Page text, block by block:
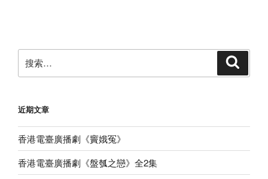
索：
近期文章
香港電臺廣播劇《竇娥冤》
香港電臺廣播劇《盤瓠之戀》全2集